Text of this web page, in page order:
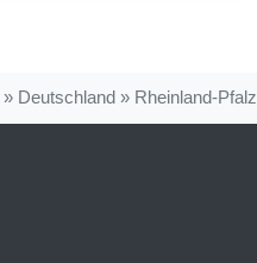
» Deutschland » Rheinland-Pfalz